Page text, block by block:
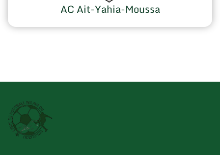
AC Ait-Yahia-Moussa